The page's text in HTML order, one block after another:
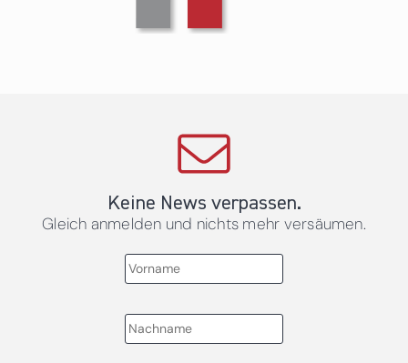
Keine News verpassen.
Gleich anmelden und nichts mehr versäumen.